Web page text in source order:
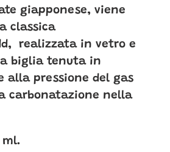
giapponese, viene
classica
realizzata in vetro e
biglia tenuta in
alla pressione del gas
carbonatazione nella
ml.